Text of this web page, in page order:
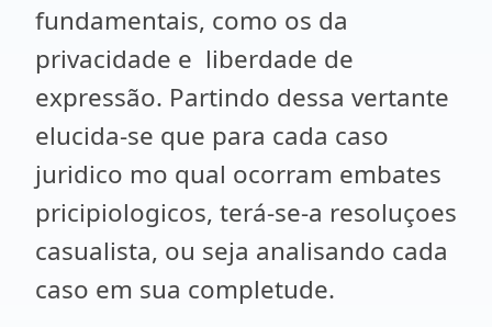
fundamentais, como os da
privacidade e liberdade de
expressão. Partindo dessa vertante
elucida-se que para cada caso
juridico mo qual ocorram embates
pricipiologicos, terá-se-a resoluçoes
casualista, ou seja analisando cada
caso em sua completude.